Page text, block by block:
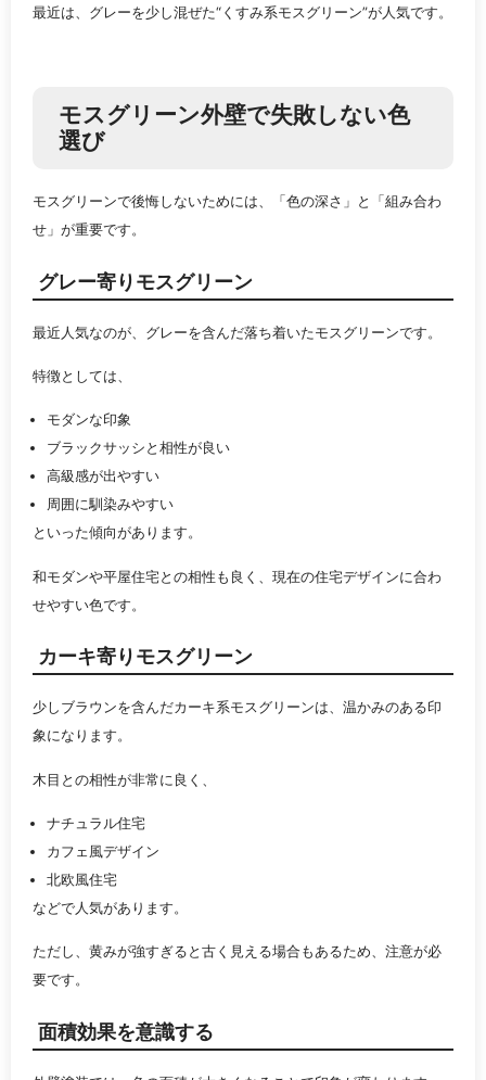
最近は、グレーを少し混ぜた“くすみ系モスグリーン”が人気です。
モスグリーン外壁で失敗しない色
選び
モスグリーンで後悔しないためには、「色の深さ」と「組み合わ
せ」が重要です。
グレー寄りモスグリーン
最近人気なのが、グレーを含んだ落ち着いたモスグリーンです。
特徴としては、
モダンな印象
ブラックサッシと相性が良い
高級感が出やすい
周囲に馴染みやすい
といった傾向があります。
和モダンや平屋住宅との相性も良く、現在の住宅デザインに合わ
せやすい色です。
カーキ寄りモスグリーン
少しブラウンを含んだカーキ系モスグリーンは、温かみのある印
象になります。
木目との相性が非常に良く、
ナチュラル住宅
カフェ風デザイン
北欧風住宅
などで人気があります。
ただし、黄みが強すぎると古く見える場合もあるため、注意が必
要です。
面積効果を意識する